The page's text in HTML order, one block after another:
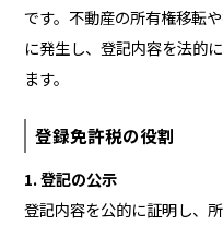
です。不動産の所有権移転
に発生し、登記内容を法的
ます。
登録免許税の役割
1. 登記の公示
登記内容を公的に証明し、